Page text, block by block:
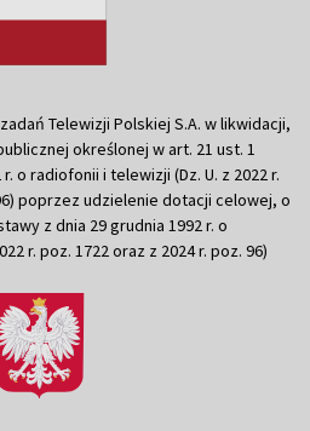
Telewizji Polskiej S.A. w likwidacji,
określonej w art. 21 ust. 1
o radiofonii i telewizji (Dz. U. z 2022 r.
poprzez udzielenie dotacji celowej, o
z dnia 29 grudnia 1992 r. o
r. poz. 1722 oraz z 2024 r. poz. 96)